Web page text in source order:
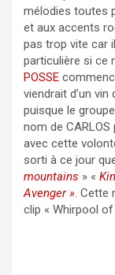
mélodies toutes
et aux accents
pas trop vite car
particulière si ce
POSSE
viendrait d’un vin
puisque le
nom de CARLOS
avec cette
sorti à ce jour
mountains » «
Avenger ». Cette
clip « Whirpool